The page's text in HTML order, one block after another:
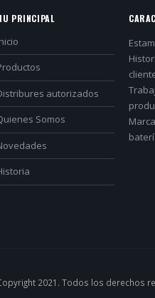
PRINCIPAL
autorizados
Somos
2021. Todos los derechos